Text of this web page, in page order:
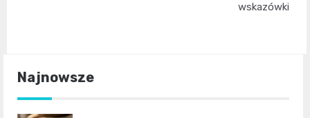
wskazówki
Najnowsze